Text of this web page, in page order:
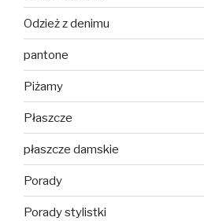
Odzież z denimu
pantone
Piżamy
Płaszcze
płaszcze damskie
Porady
Porady stylistki